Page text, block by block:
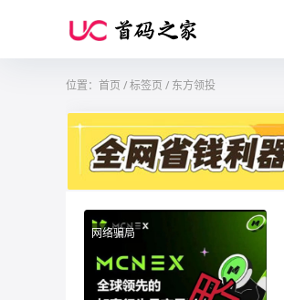
位置： 首页 /标签页 / 东方领投
网络骗局